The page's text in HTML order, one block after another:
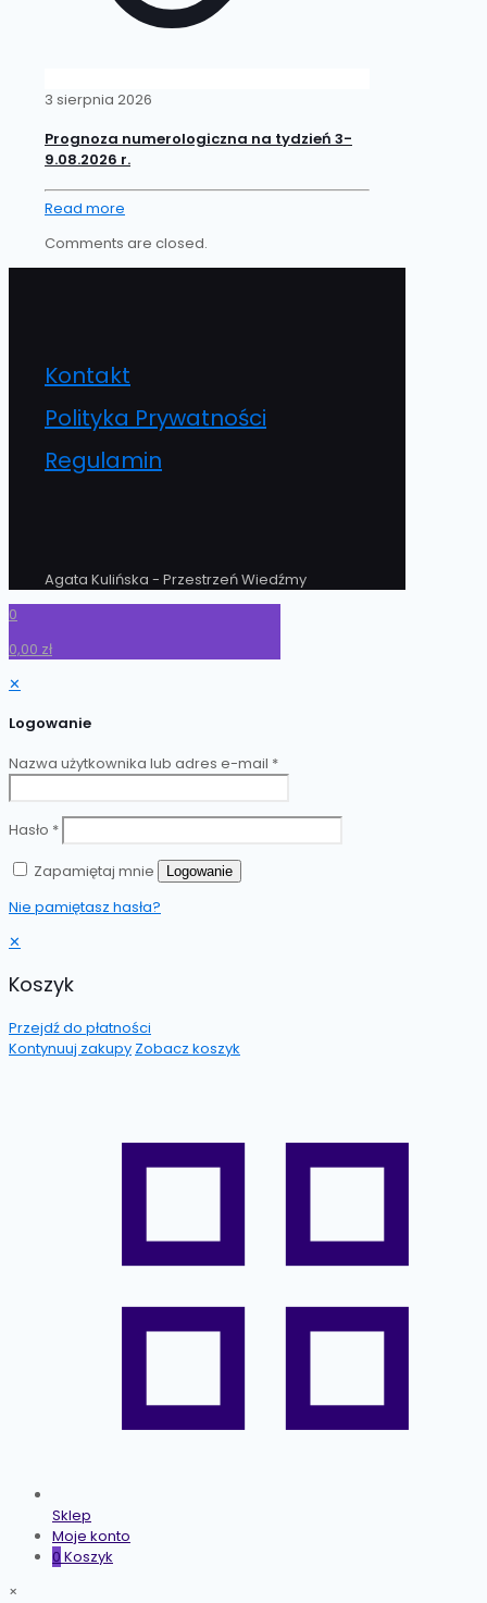
3 sierpnia 2026
Prognoza numerologiczna na tydzień 3-
9.08.2026 r.
Read more
Comments are closed.
Kontakt
Polityka Prywatności
Regulamin
Agata Kulińska - Przestrzeń Wiedźmy
0
0,00 zł
✕
Logowanie
Nazwa użytkownika lub adres e-mail *
Hasło *
Zapamiętaj mnie
Logowanie
Nie pamiętasz hasła?
✕
Koszyk
Przejdź do płatności
Kontynuuj zakupy Zobacz koszyk
Sklep
Moje konto
0 Koszyk
×